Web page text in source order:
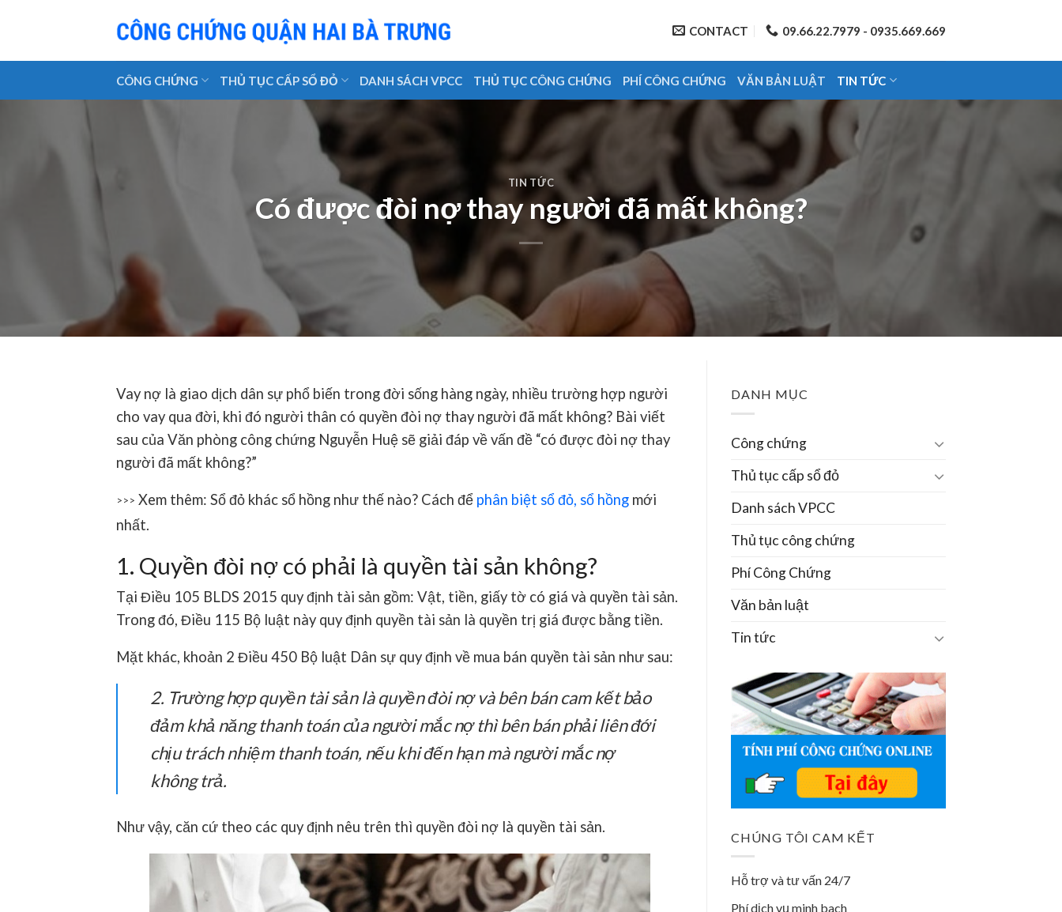
CONTACT 09.66.22.7979 - 0935.669.669
CÔNG CHỨNG THỦ TỤC CẤP SỔ ĐỎ DANH SÁCH VPCC THỦ TỤC CÔNG CHỨNG PHÍ CÔNG CHỨNG VĂN BẢN LUẬT TIN TỨC
TIN TỨC
Có được đòi nợ thay người đã mất không?
Vay nợ là giao dịch dân sự phổ biến trong đời sống hàng ngày, nhiều trường hợp người
cho vay qua đời, khi đó người thân có quyền đòi nợ thay người đã mất không? Bài viết
sau của Văn phòng công chứng Nguyễn Huệ sẽ giải đáp về vấn đề “có được đòi nợ thay
người đã mất không?”
>>> Xem thêm: Sổ đỏ khác sổ hồng như thế nào? Cách để phân biệt sổ đỏ, sổ hồng mới
nhất.
1. Quyền đòi nợ có phải là quyền tài sản không?
Tại Điều 105 BLDS 2015 quy định tài sản gồm: Vật, tiền, giấy tờ có giá và quyền tài sản.
Trong đó, Điều 115 Bộ luật này quy định quyền tài sản là quyền trị giá được bằng tiền.
Mặt khác, khoản 2 Điều 450 Bộ luật Dân sự quy định về mua bán quyền tài sản như sau:
2. Trường hợp quyền tài sản là quyền đòi nợ và bên bán cam kết bảo
đảm khả năng thanh toán của người mắc nợ thì bên bán phải liên đới
chịu trách nhiệm thanh toán, nếu khi đến hạn mà người mắc nợ
không trả.
Như vậy, căn cứ theo các quy định nêu trên thì quyền đòi nợ là quyền tài sản.
DANH MỤC
Công chứng
Thủ tục cấp sổ đỏ
Danh sách VPCC
Thủ tục công chứng
Phí Công Chứng
Văn bản luật
Tin tức
CHÚNG TÔI CAM KẾT
Hỗ trợ và tư vấn 24/7
Phí dịch vụ minh bach